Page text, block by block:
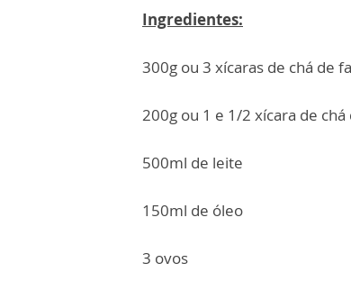
Ingredientes:
300g ou 3 xícaras de chá de
200g ou 1 e 1/2 xícara de
500ml de leite
150ml de óleo
3 ovos